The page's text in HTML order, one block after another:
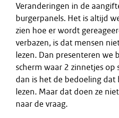
Veranderingen in de
burgerpanels. Het is altijd
zien hoe er wordt
verbazen, is dat mensen
lezen. Dan presenteren we
scherm waar 2 zinnetjes op
dan is het de bedoeling dat
lezen. Maar dat doen ze
naar de vraag.